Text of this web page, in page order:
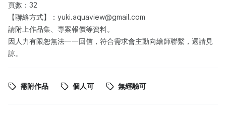
頁數：32
【聯絡方式】：yuki.aquaview@gmail.com
請附上作品集、專案報價等資料。
因人力有限恕無法一一回信，符合需求會主動向繪師聯繫，還請見
諒。
需附作品 個人可 無經驗可